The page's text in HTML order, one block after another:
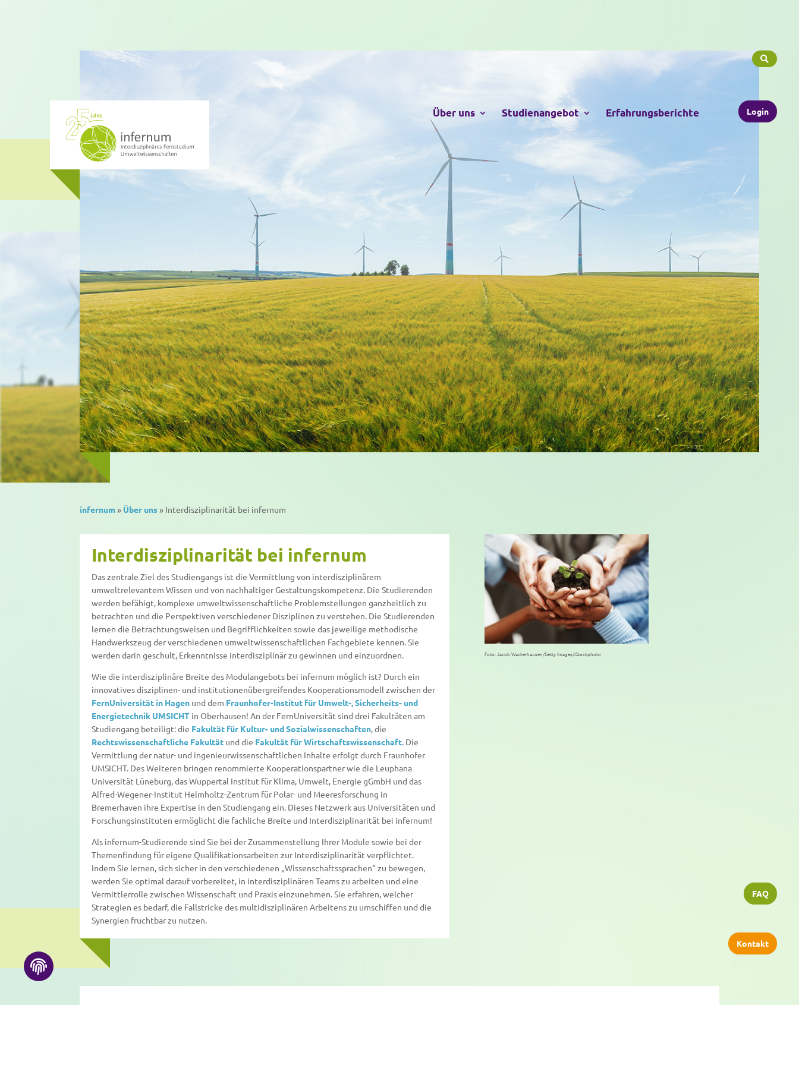
Über uns Studienangebot Erfahrungsberichte Login
FAQ
Kontakt
infernum» Über uns» Interdisziplinarität bei infernum
Interdisziplinarität bei infernum
Das zentrale Ziel des Studiengangs ist die Vermittlung von interdisziplinärem
umweltrelevantem Wissen und von nachhaltiger Gestaltungskompetenz. Die Studierenden
werden befähigt, komplexe umweltwissenschaftliche Problemstellungen ganzheitlich zu
betrachten und die Perspektiven verschiedener Disziplinen zu verstehen. Die Studierenden
lernen die Betrachtungsweisen und Begrifflichkeiten sowie das jeweilige methodische
Handwerkszeug der verschiedenen umweltwissenschaftlichen Fachgebiete kennen. Sie
werden darin geschult, Erkenntnisse interdisziplinär zu gewinnen und einzuordnen.
Wie die interdisziplinäre Breite des Modulangebots bei infernum möglich ist? Durch ein
innovatives disziplinen- und institutionenübergreifendes Kooperationsmodell zwischen der
FernUniversität in Hagen und dem Fraunhofer-Institut für Umwelt-, Sicherheits- und
Energietechnik UMSICHT in Oberhausen! An der FernUniversität sind drei Fakultäten am
Studiengang beteiligt: die Fakultät für Kultur- und Sozialwissenschaften , die
Rechtswissenschaftliche Fakultät und die Fakultät für Wirtschaftswissenschaft . Die
Vermittlung der natur- und ingenieurwissenschaftlichen Inhalte erfolgt durch Fraunhofer
UMSICHT. Des Weiteren bringen renommierte Kooperationspartner wie die Leuphana
Universität Lüneburg, das Wuppertal Institut für Klima, Umwelt, Energie gGmbH und das
Alfred-Wegener-Institut Helmholtz-Zentrum für Polar- und Meeresforschung in
Bremerhaven ihre Expertise in den Studiengang ein. Dieses Netzwerk aus Universitäten und
Forschungsinstituten ermöglicht die fachliche Breite und Interdisziplinarität bei infernum!
Als infernum-Studierende sind Sie bei der Zusammenstellung Ihrer Module sowie bei der
Themenfindung für eigene Qualifikationsarbeiten zur Interdisziplinarität verpflichtet.
Indem Sie lernen, sich sicher in den verschiedenen „Wissenschaftssprachen“ zu bewegen,
werden Sie optimal darauf vorbereitet, in interdisziplinären Teams zu arbeiten und eine
Vermittlerrolle zwischen Wissenschaft und Praxis einzunehmen. Sie erfahren, welcher
Strategien es bedarf, die Fallstricke des multidisziplinären Arbeitens zu umschiffen und die
Synergien fruchtbar zu nutzen.
Foto: Jacob Wackerhausen/Getty Images/iStockphoto